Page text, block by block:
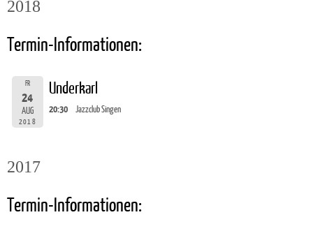
2018
Termin-Informationen:
FR
24
AUG
2018
Underkarl
20:30 Jazzclub Singen
2017
Termin-Informationen: